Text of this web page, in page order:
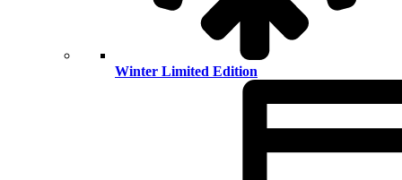
Winter Limited Edition